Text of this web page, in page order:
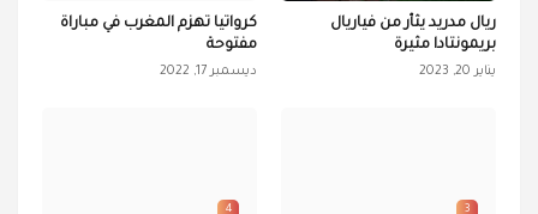
ريال مدريد يثأر من فياريال
بريمونتادا مثيرة
يناير 20, 2023
كرواتيا تهزم المغرب في مباراة
مفتوحة
ديسمبر 17, 2022
3
4